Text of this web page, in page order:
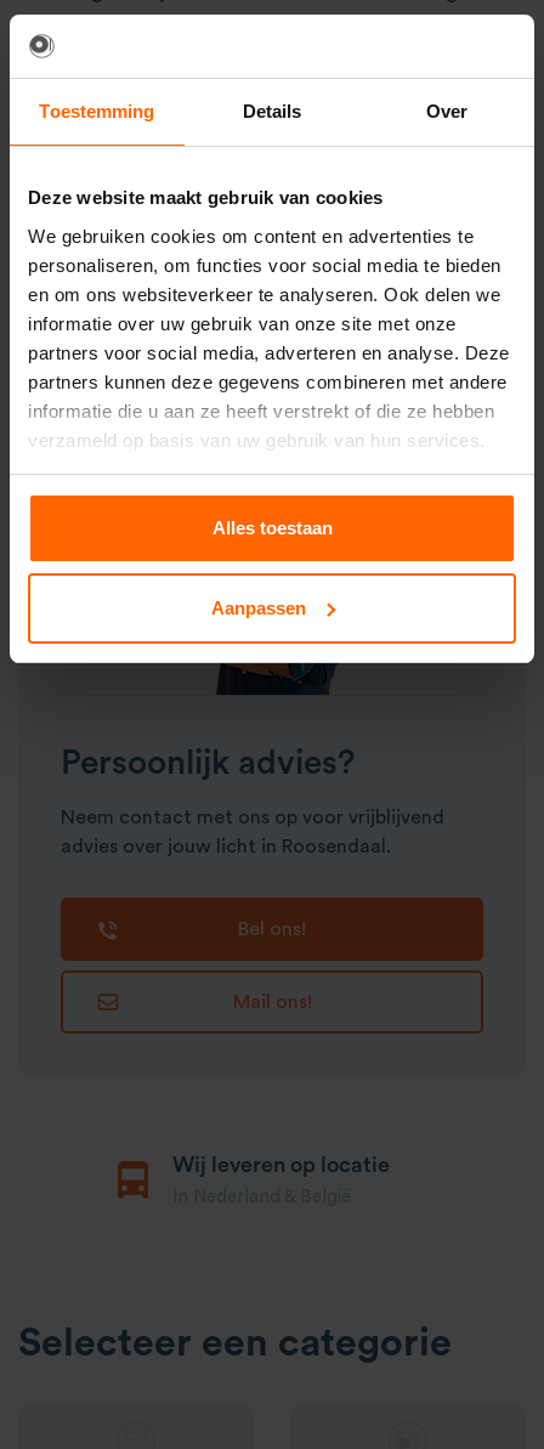
Toestemming Details Over
Deze website maakt gebruik van cookies
We gebruiken cookies om content en advertenties te
personaliseren, om functies voor social media te bieden
en om ons websiteverkeer te analyseren. Ook delen we
informatie over uw gebruik van onze site met onze
partners voor social media, adverteren en analyse. Deze
partners kunnen deze gegevens combineren met andere
informatie die u aan ze heeft verstrekt of die ze hebben
verzameld op basis van uw gebruik van hun services.
Alles toestaan
Aanpassen
ingevulde
wij je binnen een werkdag de offerte via e-mail.
verlichting voor je event? Geen probleem! Neem
gerustcontactmet ons op en dan bespreken we
samen je wensen. Aan de hand van dat gesprek
ontvang je vervolgens devrijblijvende
Persoonlijk advies?
Neem contact met ons op voor vrijblijvend
advies over jouw licht in Roosendaal.
Bel ons!
Mail ons!
Wij leveren op locatie
Selecteer een categorie